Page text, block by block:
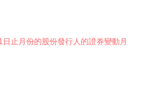
止月份的股份發行人的證券變動月